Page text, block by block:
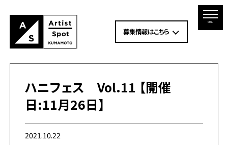
募集情報はこちら
MENU
ハニフェス Vol.11 【開催
日:11月26日】
2021.10.22